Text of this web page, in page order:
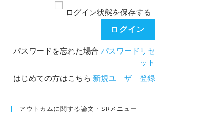
ログイン状態を保存する
パスワードを忘れた場合 パスワードリセ
ット
はじめての方はこちら 新規ユーザー登録
アウトカムに関する論文・SRメニュー